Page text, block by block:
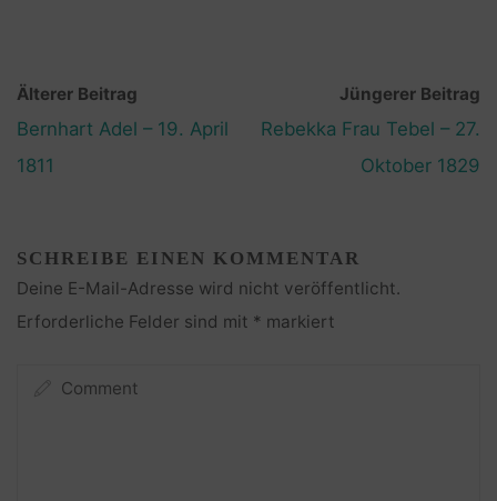
Älterer Beitrag
Bernhart Adel – 19. April
1811
Jüngerer Beitrag
Rebekka Frau Tebel – 27.
Oktober 1829
SCHREIBE EINEN KOMMENTAR
Deine E-Mail-Adresse wird nicht veröffentlicht.
Erforderliche Felder sind mit * markiert